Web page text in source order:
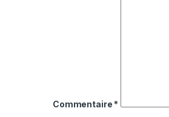
Commentaire *